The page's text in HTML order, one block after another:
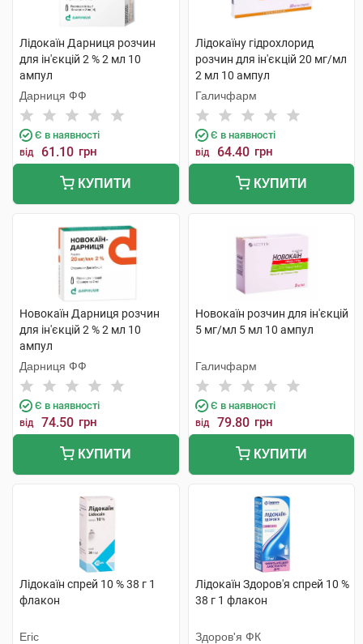
Лідокаїн Дарниця розчин
для ін'єкцій 2 % 2 мл 10
ампул
Дарниця ФФ
Є в наявності
від 61.10 грн
КУПИТИ
Лідокаїну гідрохлорид
розчин для ін'єкцій 20 мг/мл
2 мл 10 ампул
Галичфарм
Є в наявності
від 64.40 грн
КУПИТИ
Новокаїн Дарниця розчин
для ін'єкцій 2 % 2 мл 10
ампул
Дарниця ФФ
Є в наявності
від 74.50 грн
КУПИТИ
Новокаїн розчин для ін'єкцій
5 мг/мл 5 мл 10 ампул
Галичфарм
Є в наявності
від 79.80 грн
КУПИТИ
Лідокаїн спрей 10 % 38 г 1
флакон
Егіс
Лідокаїн Здоров'я спрей 10 %
38 г 1 флакон
Здоров'я ФК